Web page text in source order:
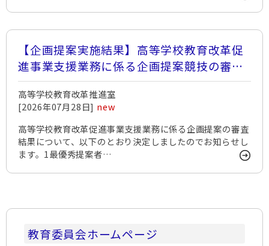
【企画提案実施結果】高等学校教育改革促
進事業支援業務に係る企画提案競技の審査
結果をお知らせします
高等学校教育改革推進室
[2026年07月28日] new
高等学校教育改革促進事業支援業務に係る企画提案の審査
結果について、以下のとおり決定しましたのでお知らせし
ます。1最優秀提案者…
教育委員会ホームページ